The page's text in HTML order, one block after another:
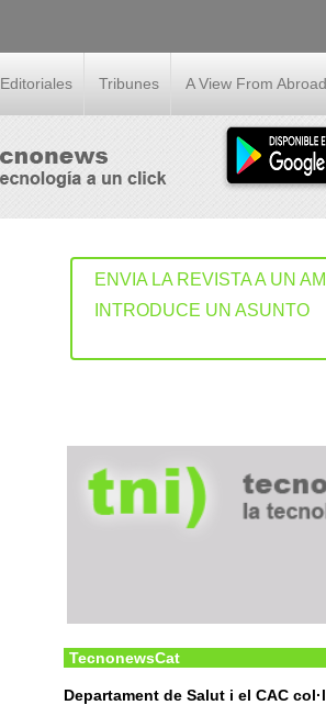
Editoriales Tribunes A View From Abroad
ENVIA LA REVISTA A UN
INTRODUCE UN ASUNTO
TecnonewsCat
Departament de Salut i el CAC